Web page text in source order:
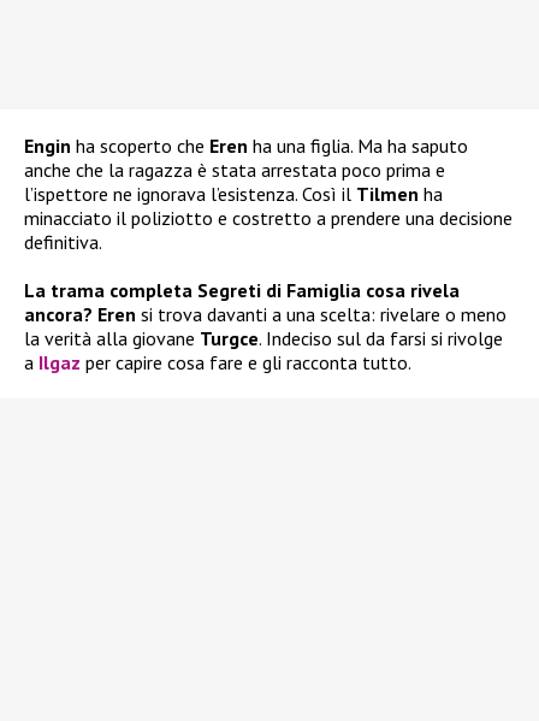
Engin ha scoperto che Eren ha una figlia. Ma ha saputo
anche che la ragazza è stata arrestata poco prima e
l’ispettore ne ignorava l’esistenza. Così il Tilmen ha
minacciato il poliziotto e costretto a prendere una decisione
definitiva.
La trama completa Segreti di Famiglia cosa rivela
ancora? Eren si trova davanti a una scelta: rivelare o meno
la verità alla giovane Turgce. Indeciso sul da farsi si rivolge
a Ilgaz per capire cosa fare e gli racconta tutto.